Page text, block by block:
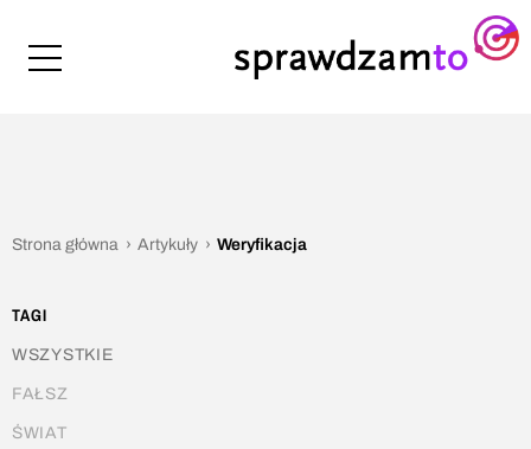
Strona główna Artykuły Weryfikacja
TAGI
WSZYSTKIE
FAŁSZ
ŚWIAT